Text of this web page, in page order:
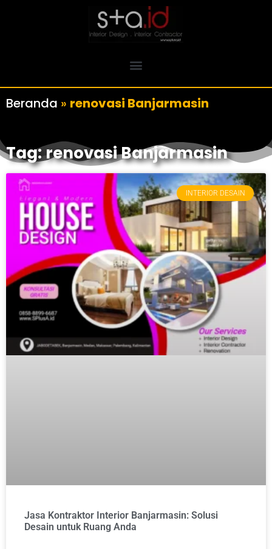
Beranda » renovasi Banjarmasin
Tag: renovasi Banjarmasin
INTERIOR DESAIN
Jasa Kontraktor Interior Banjarmasin: Solusi
Desain untuk Ruang Anda